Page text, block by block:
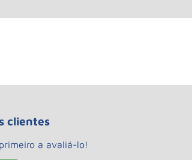
clientes
a avaliá-lo!